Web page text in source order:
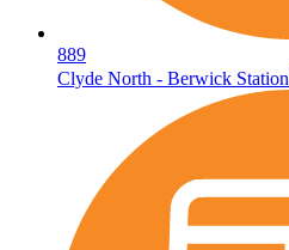
889
Clyde North - Berwick Station